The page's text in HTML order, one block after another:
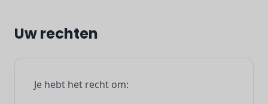
Uw rechten
Je hebt het recht om: